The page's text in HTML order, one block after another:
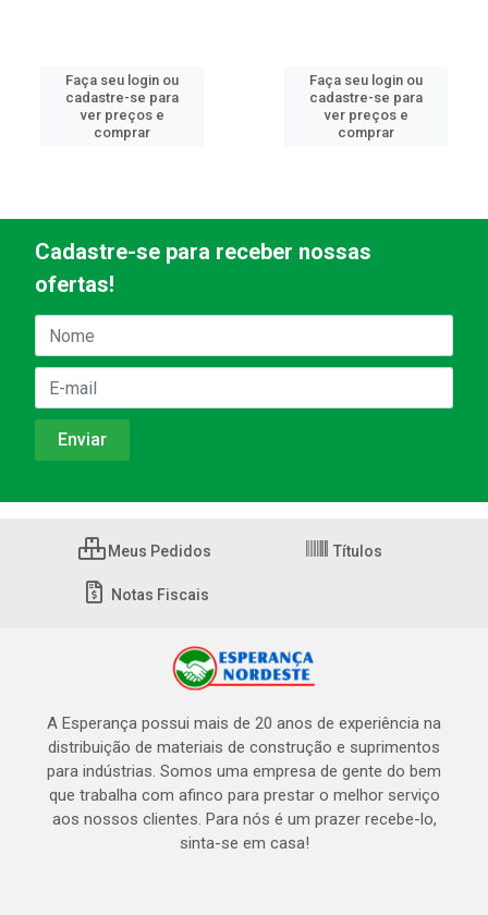
Faça seu login ou
cadastre-se para
ver preços e
comprar
Faça seu login ou
cadastre-se para
ver preços e
comprar
Cadastre-se para receber nossas
ofertas!
Meus Pedidos Títulos
Notas Fiscais
A Esperança possui mais de 20 anos de experiência na
distribuição de materiais de construção e suprimentos
para indústrias. Somos uma empresa de gente do bem
que trabalha com afinco para prestar o melhor serviço
aos nossos clientes. Para nós é um prazer recebe-lo,
sinta-se em casa!